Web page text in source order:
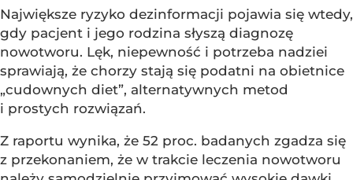
Największe ryzyko dezinformacji pojawia się wtedy,
gdy pacjent i jego rodzina słyszą diagnozę
nowotworu. Lęk, niepewność i potrzeba nadziei
sprawiają, że chorzy stają się podatni na obietnice
„cudownych diet”, alternatywnych metod
i prostych rozwiązań.
Z raportu wynika, że 52 proc. badanych zgadza się
z przekonaniem, że w trakcie leczenia nowotworu